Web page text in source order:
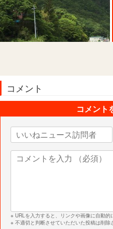
コメント
コメント
※ URLを入力すると、リンクや画像に自動的
※ 不適切と判断させていただいた投稿は削除